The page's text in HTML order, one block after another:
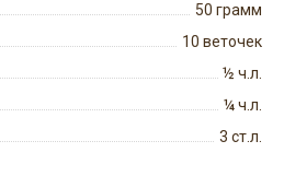
50 грамм
10 веточек
½ ч.л.
¼ч.л.
3 ст.л.